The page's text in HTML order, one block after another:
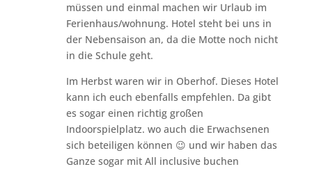
müssen und einmal machen wir Urlaub im
Ferienhaus/wohnung. Hotel steht bei uns in
der Nebensaison an, da die Motte noch nicht
in die Schule geht.
Im Herbst waren wir in Oberhof. Dieses Hotel
kann ich euch ebenfalls empfehlen. Da gibt
es sogar einen richtig großen
Indoorspielplatz. wo auch die Erwachsenen
sich beteiligen können 😉 und wir haben das
Ganze sogar mit All inclusive buchen